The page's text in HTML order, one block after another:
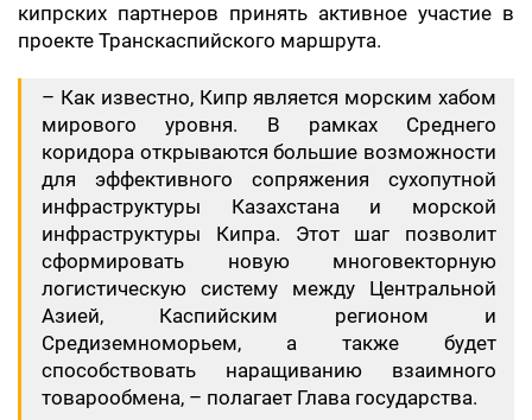
кипрских партнеров принять активное участие в
проекте Транскаспийского маршрута.
​– Как известно, Кипр является морским хабом
мирового уровня. В рамках Среднего
коридора открываются большие возможности
для эффективного сопряжения сухопутной
инфраструктуры Казахстана и морской
инфраструктуры Кипра. Этот шаг позволит
сформировать новую многовекторную
логистическую систему между Центральной
Азией, Каспийским регионом и
Средиземноморьем, а также будет
способствовать наращиванию взаимного
товарообмена, – полагает Глава государства.